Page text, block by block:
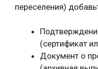
переселения)
(сертификат
Документ о